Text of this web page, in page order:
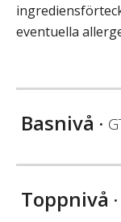
eventuella
Basnivå •
Toppnivå